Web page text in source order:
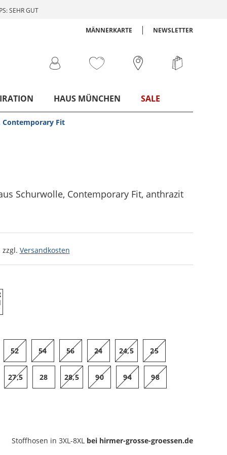
SEHR GUT
MÄNNERKARTE NEWSLETTER
HAUS MÜNCHEN SALE
Contemporary Fit
Schurwolle, Contemporary Fit, anthrazit
zzgl. Versandkosten
52 54 56 24 24,5 25
27,5 28 28,5 90 94 98
Stoffhosen in 3XL-8XL bei hirmer-grosse-groessen.de